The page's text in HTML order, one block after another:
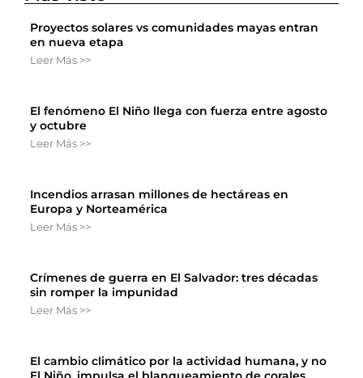
Proyectos solares vs comunidades mayas entran
en nueva etapa
Leer Más >>
El fenómeno El Niño llega con fuerza entre agosto
y octubre
Leer Más >>
Incendios arrasan millones de hectáreas en
Europa y Norteamérica
Leer Más >>
Crímenes de guerra en El Salvador: tres décadas
sin romper la impunidad
Leer Más >>
El cambio climático por la actividad humana, y no